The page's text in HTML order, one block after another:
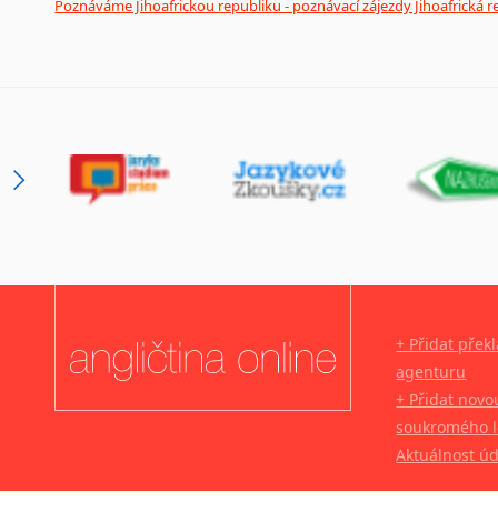
Poznáváme Jihoafrickou republiku - poznávací zájezdy Jihoafrická
+ Přidat
agenturu
+ Přidat
soukromého
Aktuálnost